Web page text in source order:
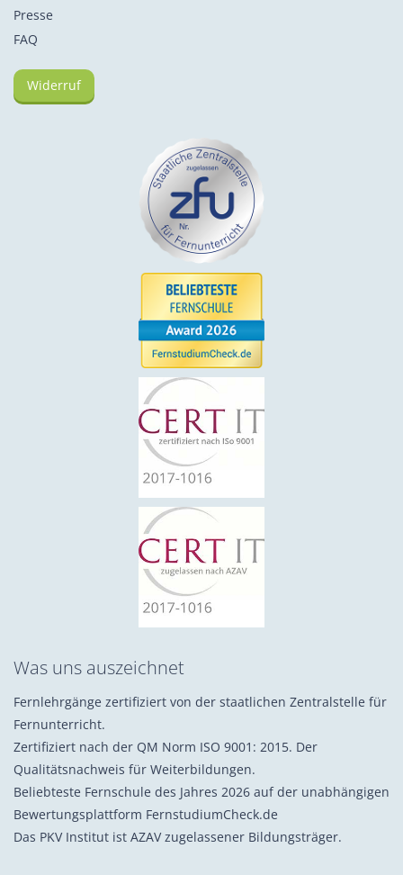
Presse
FAQ
Widerruf
Was uns auszeichnet
Fernlehrgänge zertifiziert von der staatlichen Zentralstelle für
Fernunterricht.
Zertifiziert nach der QM Norm ISO 9001: 2015. Der
Qualitätsnachweis für Weiterbildungen.
Beliebteste Fernschule des Jahres 2026 auf der unabhängigen
Bewertungsplattform FernstudiumCheck.de
Das PKV Institut ist AZAV zugelassener Bildungsträger.